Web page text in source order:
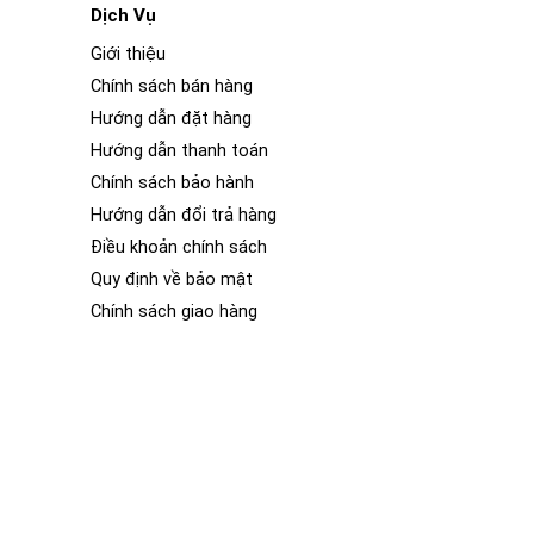
Tín Hiệu Số Ô tô HELIX M FOUR DSP
cũng tự nhiên như trên bảng mạch DSP, được
kỳ mạnh mẽ từ Thiết bị Analog. Ngoài ra, sáu
nào.
kênh hoặc nhờ khả năng bắc cầu của nó, cũng
dạng và nâng cấp lên đến 10 kênh.
để mở rộng số lượng kênh công suất.
Dịch Vụ
Giới thiệu
Chính sách bán hàng
Hướng dẫn đặt hàng
Hướng dẫn thanh toán
Chính sách bảo hành
Hướng dẫn đổi trả hàng
Điều khoản chính sách
Quy định về bảo mật
Chính sách giao hàng